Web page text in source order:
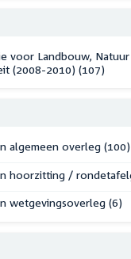
voor Landbouw,
(2008-2010) (107)
algemeen overleg (100)
hoorzitting /
wetgevingsoverleg (6)